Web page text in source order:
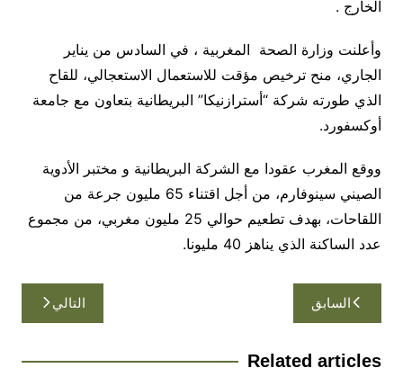
الخارج .
وأعلنت وزارة الصحة المغربية ، في السادس من يناير
الجاري، منح ترخيص مؤقت للاستعمال الاستعجالي، للقاح
الذي طورته شركة “أسترازنيكا” البريطانية بتعاون مع جامعة
أوكسفورد.
ووقع المغرب عقودا مع الشركة البريطانية و مختبر الأدوية
الصيني سينوفارم، من أجل اقتناء 65 مليون جرعة من
اللقاحات، بهدف تطعيم حوالي 25 مليون مغربي، من مجموع
عدد الساكنة الذي يناهز 40 مليونا.
تصفّح
المقالات
السابق التالي
Related articles